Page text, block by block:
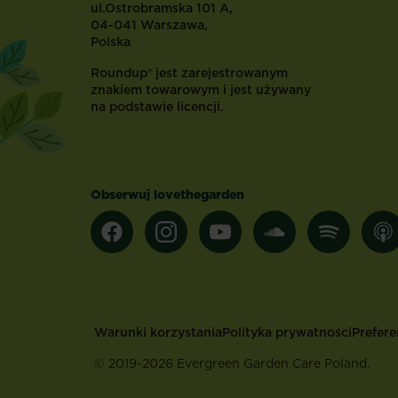
ul.Ostrobramska 101 A,
04-041 Warszawa,
Polska
Roundup® jest zarejestrowanym
znakiem towarowym i jest używany
na podstawie licencji.
Obserwuj lovethegarden
Footer
Warunki korzystaniaPolityka prywatności
© 2019-2026 Evergreen Garden Care Poland.